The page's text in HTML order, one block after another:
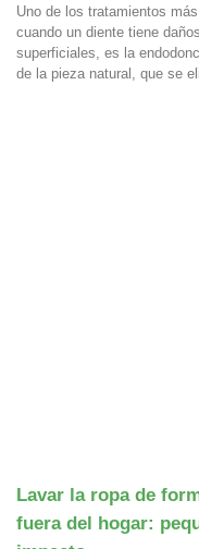
Uno de los tratamientos
cuando un diente tiene
superficiales, es la
de la pieza natural, que se
Lavar la ropa de
fuera del hogar: